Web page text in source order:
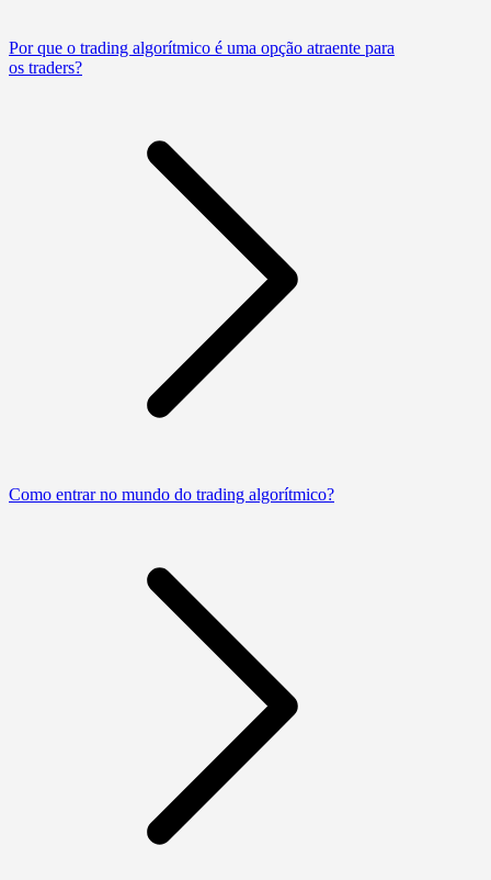
Por que o trading algorítmico é uma opção atraente para
os traders?
Como entrar no mundo do trading algorítmico?